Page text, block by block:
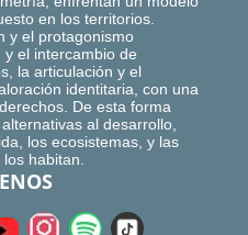
en los territorios.
y el protagonismo
el intercambio de
la articulación y el
identitaria, con una
De esta forma
al desarrollo,
los ecosistemas, y las
habitan.